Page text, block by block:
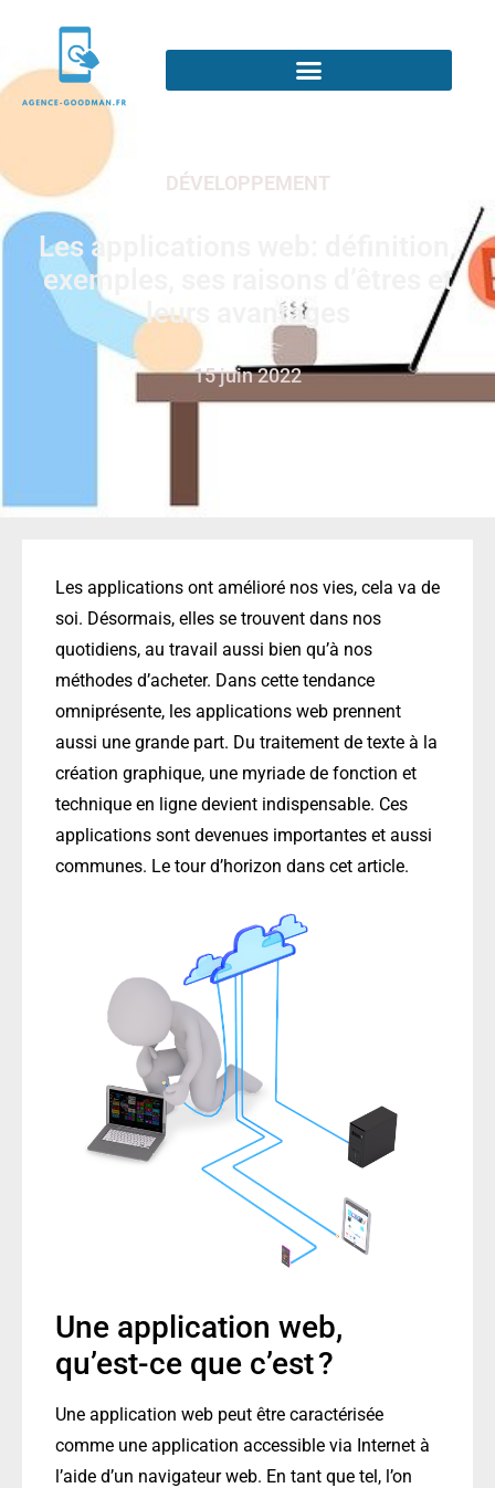
DÉVELOPPEMENT
Les applications web: définition,
exemples, ses raisons d’êtres et
leurs avantages
15 juin 2022
Les applications ont amélioré nos vies, cela va de
soi. Désormais, elles se trouvent dans nos
quotidiens, au travail aussi bien qu’à nos
méthodes d’acheter. Dans cette tendance
omniprésente, les applications web prennent
aussi une grande part. Du traitement de texte à la
création graphique, une myriade de fonction et
technique en ligne devient indispensable. Ces
applications sont devenues importantes et aussi
communes. Le tour d’horizon dans cet article.
Une application web,
qu’est-ce que c’est ?
Une application web peut être caractérisée
comme une application accessible via Internet à
l’aide d’un navigateur web. En tant que tel, l’on